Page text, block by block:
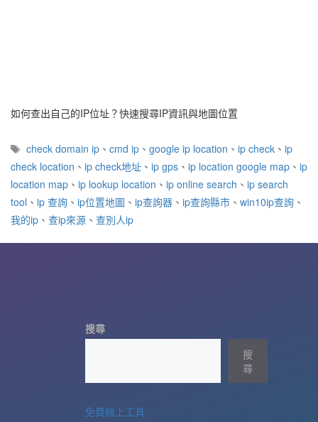
如何查出自己的IP位址？快速搜尋IP資訊與地圖位置
標
籤
check domain ip 、cmd ip 、google ip location 、ip check 、ip
check location 、 ip check地址 、 ip gps 、 ip location google map 、 ip
location map 、 ip lookup location 、 ip online search 、 ip search
tool 、 ip 查詢 、 ip位置地圖 、 ip查詢器 、 ip查詢縣市 、 win10ip查詢 、
我的ip 、 查ip來源 、 查別人ip
搜尋
搜
尋
免費線上工具